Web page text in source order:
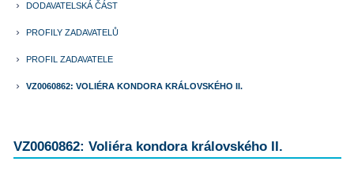
keyboard_arrow_right DODAVATELSKÁ ČÁST
keyboard_arrow_right PROFILY ZADAVATELŮ
keyboard_arrow_right PROFIL ZADAVATELE
keyboard_arrow_right VZ0060862: VOLIÉRA KONDORA KRÁLOVSKÉHO II.
VZ0060862: Voliéra kondora královského II.